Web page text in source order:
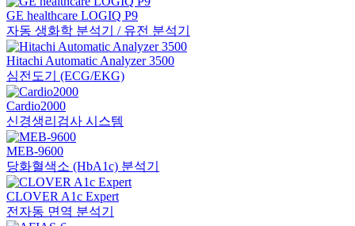
GE healthcare LOGIQ P9
자동 생화학 분석기 / 유전 분석기
Hitachi Automatic Analyzer 3500
심전도기 (ECG/EKG)
Cardio2000
신경생리검사 시스템
MEB-9600
당화혈색소 (HbA1c) 분석기
CLOVER A1c Expert
전자동 면역 분석기